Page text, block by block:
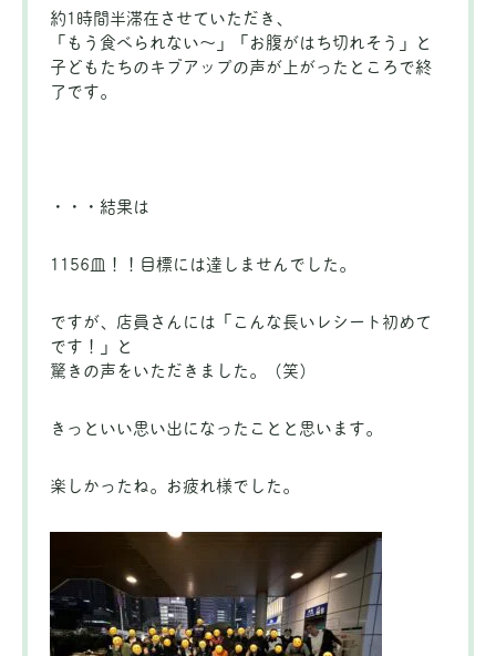
約1時間半滞在させていただき、
「もう食べられない〜」「お腹がはち切れそう」と
子どもたちのキブアップの声が上がったところで終
了です。
・・・結果は
1156皿！！目標には達しませんでした。
ですが、店員さんには「こんな長いレシート初めて
です！」と
驚きの声をいただきました。（笑）
きっといい思い出になったことと思います。
楽しかったね。お疲れ様でした。